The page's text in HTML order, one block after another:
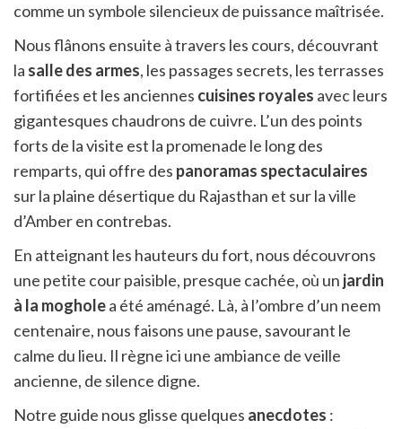
comme un symbole silencieux de puissance maîtrisée.
Nous flânons ensuite à travers les cours, découvrant
la salle des armes, les passages secrets, les terrasses
fortifiées et les anciennes cuisines royales avec leurs
gigantesques chaudrons de cuivre. L’un des points
forts de la visite est la promenade le long des
remparts, qui offre des panoramas spectaculaires
sur la plaine désertique du Rajasthan et sur la ville
d’Amber en contrebas.
En atteignant les hauteurs du fort, nous découvrons
une petite cour paisible, presque cachée, où un jardin
à la mogholea été aménagé. Là, à l’ombre d’un neem
centenaire, nous faisons une pause, savourant le
calme du lieu. Il règne ici une ambiance de veille
ancienne, de silence digne.
Notre guide nous glisse quelques anecdotes :